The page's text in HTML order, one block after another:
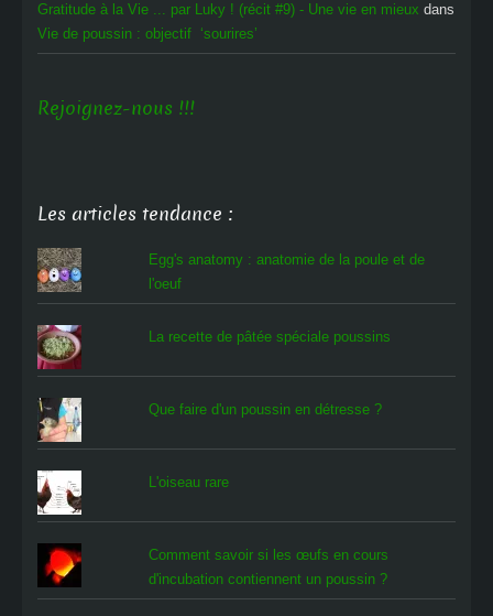
Gratitude à la Vie ... par Luky ! (récit #9) - Une vie en mieux dans
Vie de poussin : objectif ‘sourires’
Rejoignez-nous !!!
Les articles tendance :
Egg's anatomy : anatomie de la poule et de
l'oeuf
La recette de pâtée spéciale poussins
Que faire d'un poussin en détresse ?
L'oiseau rare
Comment savoir si les œufs en cours
d'incubation contiennent un poussin ?